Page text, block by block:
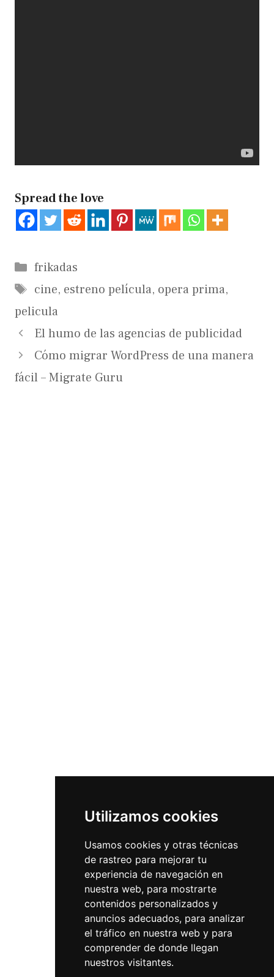
Utilizamos cookies
Usamos cookies y otras técnicas
de rastreo para mejorar tu
experiencia de navegación en
nuestra web, para mostrarte
contenidos personalizados y
anuncios adecuados, para analizar
el tráfico en nuestra web y para
comprender de donde llegan
nuestros visitantes.
Spread the love
Categorías
frikadas
Etiquetas
cine, estreno película, opera prima,
pelicula
El humo de las agencias de publicidad
Cómo migrar WordPress de una manera
fácil – Migrate Guru